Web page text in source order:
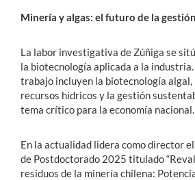
Minería y algas: el futuro de la
La labor investigativa de Zúñiga se
la biotecnología aplicada a la industria.
trabajo incluyen la biotecnología algal,
recursos hídricos y la gestión
tema crítico para la economía nacional.
En la actualidad lidera como director
de Postdoctorado 2025 titulado
residuos de la minería chilena: